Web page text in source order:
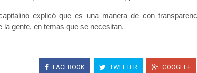
explicó que es una manera de con
la gente, en temas que se necesitan.
FACEBOOK TWEETER GOOGLE+